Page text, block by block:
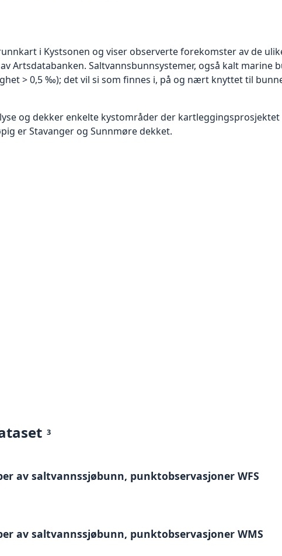
i Kystsonen og viser observerte forekomster av de
Artsdatabanken. Saltvannsbunnsystemer, også kalt marine
> 0,5 ‰); det vil si som finnes i, på og nært knyttet til
og dekker enkelte kystområder der
er Stavanger og Sunnmøre dekket.
3
av saltvannssjøbunn, punktobservasjoner WFS
av saltvannssjøbunn, punktobservasjoner WMS